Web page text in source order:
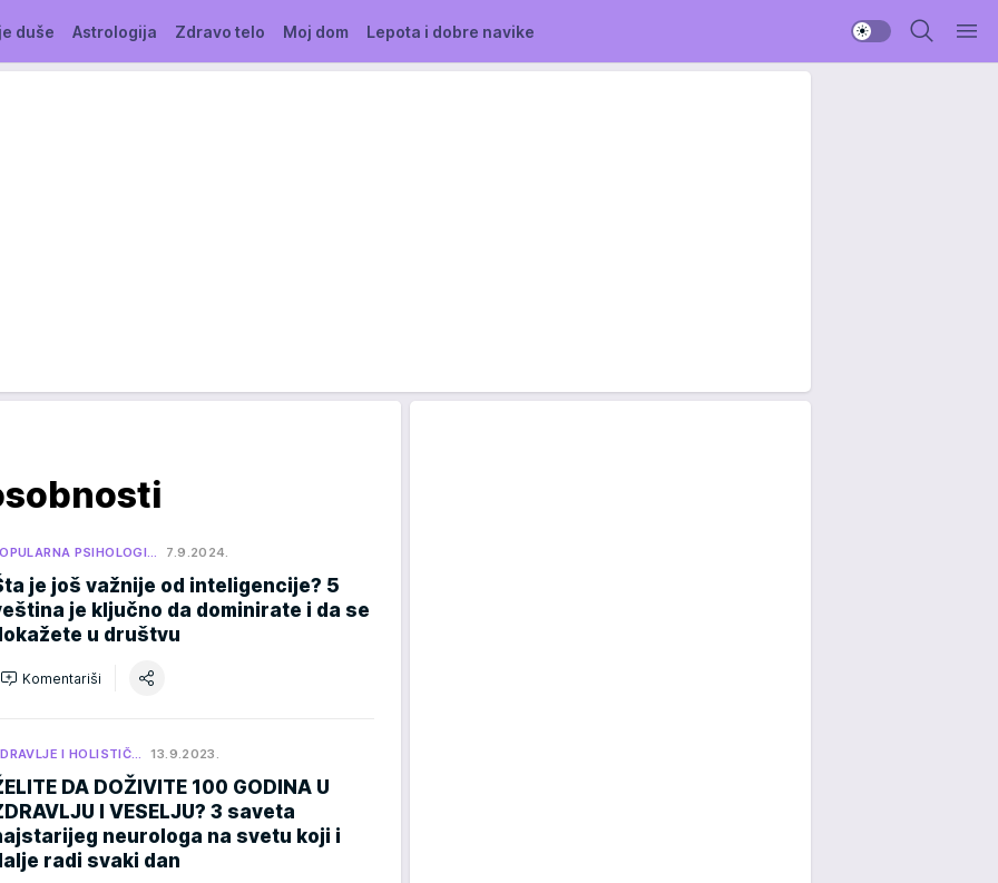
duše Astrologija Zdravo telo Moj dom Lepota i dobre navike
PSIHOLOGI… 7.9.2024.
je još važnije od inteligencije? 5
je ključno da dominirate i da se
u društvu
Komentariši
I HOLISTIČ… 13.9.2023.
DA DOŽIVITE 100 GODINA U
I VESELJU? 3 saveta
neurologa na svetu koji i
radi svaki dan